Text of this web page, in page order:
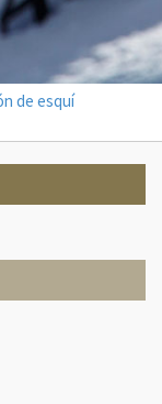
de esquí